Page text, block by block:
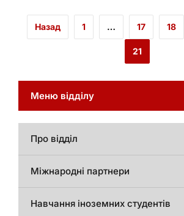
Назад 1 … 17 18
21
Меню відділу
Про відділ
Міжнародні партнери
Навчання іноземних студентів